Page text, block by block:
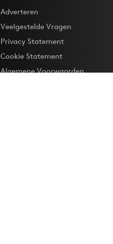
Adverteren
Veelgestelde Vragen
Privacy Statement
Cookie Statement
Algemene Voorwaarden